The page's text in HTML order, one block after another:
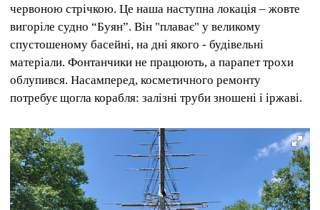
червоною стрічкою. Це наша наступна локація – жовте
вигоріле судно “Буян”. Він "плаває" у великому
спустошеному басейні, на дні якого - будівельні
матеріали. Фонтанчики не працюють, а парапет трохи
облупився. Насамперед, косметичного ремонту
потребує щогла корабля: залізні труби зношені і іржаві.